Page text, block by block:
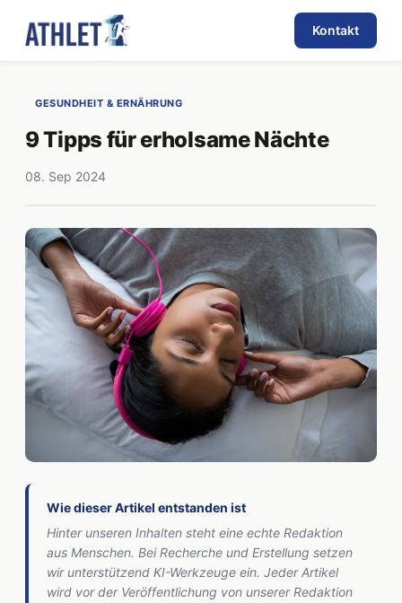
Kontakt
GESUNDHEIT & ERNÄHRUNG
9 Tipps für erholsame Nächte
08. Sep 2024
Wie dieser Artikel entstanden ist
Hinter unseren Inhalten steht eine echte Redaktion
aus Menschen. Bei Recherche und Erstellung setzen
wir unterstützend KI-Werkzeuge ein. Jeder Artikel
wird vor der Veröffentlichung von unserer Redaktion